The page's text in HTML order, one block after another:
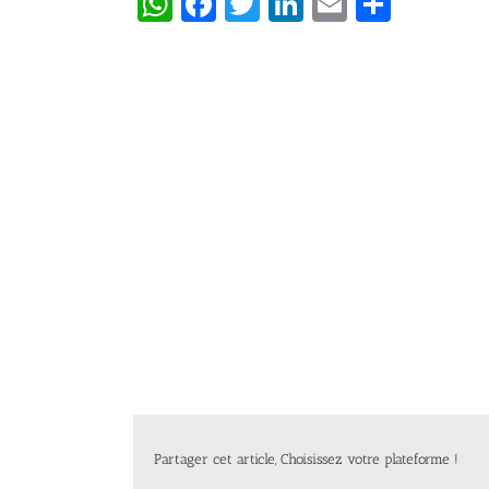
Partager cet article, Choisissez votre plateforme !